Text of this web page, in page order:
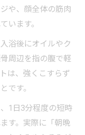
や、顔全体の筋肉
います。
浴後にオイルやク
周辺を指の腹で軽
は、強くこすらず
です。
1日3分程度の短時
す。実際に「朝晩